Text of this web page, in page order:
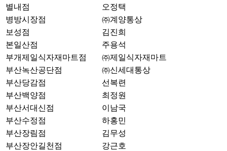
별내점
오정택
병방시장점
㈜계양통상
보성점
김진희
본일산점
주용석
부개제일식자재마트점
㈜제일식자재마트
부산녹산공단점
㈜신세대통상
부산당감점
선복련
부산백양점
최정원
부산서대신점
이남국
부산수정점
하홍민
부산장림점
김무성
부산장안길천점
강근호